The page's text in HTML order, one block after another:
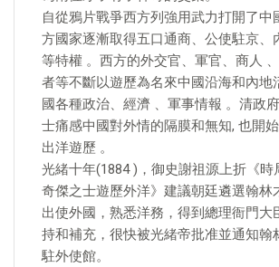
自從鴉片戰爭西方列強用武力打開了中
方國家逐漸取得五口通商、公使駐京、
等特權 。西方的外交官、軍官、商人
者等不斷以遊歷為名來中國沿海和內地
國各種政治、經濟 、軍事情報 。清政
士痛感中國對外情的隔膜和無知, 也開
出洋遊歷 。
光緒十年(1884 )，御史謝祖源上折《時
奇傑之士遊歷外洋》建議朝廷遴選翰林
出使外國，熟悉洋務，得到總理衙門大
持和補充，很快被光緒帝批准並通知翰
駐外使館。